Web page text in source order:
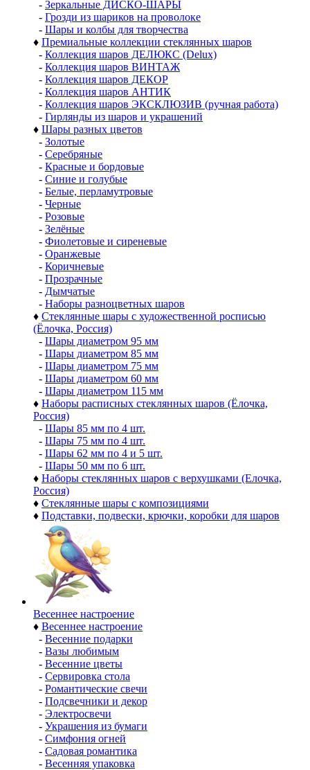
- Зеркальные ДИСКО-ШАРЫ
- Грозди из шариков на проволоке
- Шары и колбы для творчества
♦ Премиальные коллекции стеклянных шаров
- Коллекция шаров ДЕЛЮКС (Delux)
- Коллекция шаров ВИНТАЖ
- Коллекция шаров ДЕКОР
- Коллекция шаров АНТИК
- Коллекция шаров ЭКСКЛЮЗИВ (ручная работа)
- Гирлянды из шаров и украшений
♦ Шары разных цветов
- Золотые
- Серебряные
- Красные и бордовые
- Синие и голубые
- Белые, перламутровые
- Черные
- Розовые
- Зелёные
- Фиолетовые и сиреневые
- Оранжевые
- Коричневые
- Прозрачные
- Дымчатые
- Наборы разноцветных шаров
♦ Стеклянные шары с художественной росписью
(Ёлочка, Россия)
- Шары диаметром 95 мм
- Шары диаметром 85 мм
- Шары диаметром 75 мм
- Шары диаметром 60 мм
- Шары диаметром 115 мм
♦ Наборы расписных стеклянных шаров (Ёлочка,
Россия)
- Шары 85 мм по 4 шт.
- Шары 75 мм по 4 шт.
- Шары 62 мм по 4 и 5 шт.
- Шары 50 мм по 6 шт.
♦ Наборы стеклянных шаров с верхушками (Елочка,
Россия)
♦ Стеклянные шары с композициями
♦ Подставки, подвески, крючки, коробки для шаров
Весеннее настроение
♦ Весеннее настроение
- Весенние подарки
- Вазы любимым
- Весенние цветы
- Сервировка стола
- Романтические свечи
- Подсвечники и декор
- Электросвечи
- Украшения из бумаги
- Симфония огней
- Садовая романтика
- Весенняя упаковка